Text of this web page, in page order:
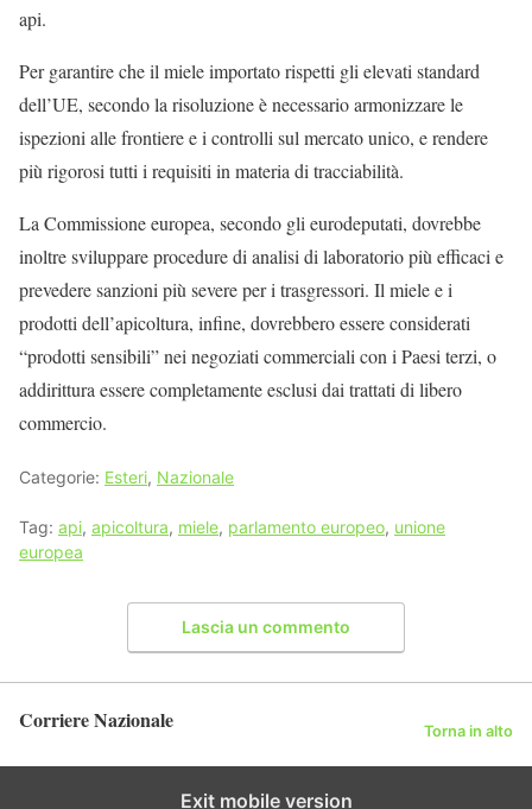
api.
Per garantire che il miele importato rispetti gli elevati standard
dell’UE, secondo la risoluzione è necessario armonizzare le
ispezioni alle frontiere e i controlli sul mercato unico, e rendere
più rigorosi tutti i requisiti in materia di tracciabilità.
La Commissione europea, secondo gli eurodeputati, dovrebbe
inoltre sviluppare procedure di analisi di laboratorio più efficaci e
prevedere sanzioni più severe per i trasgressori. Il miele e i
prodotti dell’apicoltura, infine, dovrebbero essere considerati
“prodotti sensibili” nei negoziati commerciali con i Paesi terzi, o
addirittura essere completamente esclusi dai trattati di libero
commercio.
Categorie: Esteri, Nazionale
Tag: api, apicoltura, miele, parlamento europeo, unione
europea
Lascia un commento
Corriere Nazionale Torna in alto
Exit mobile version